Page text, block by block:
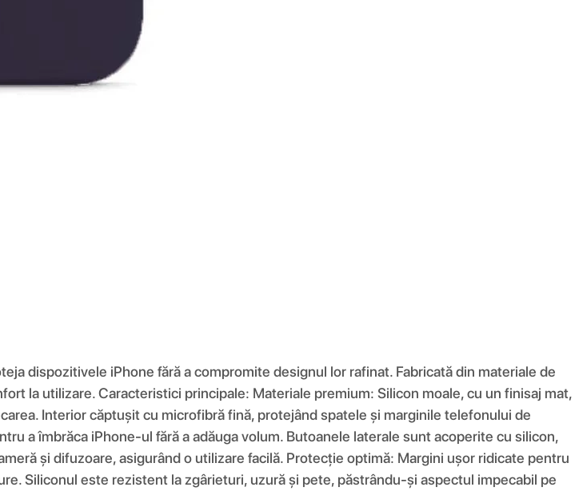
dispozitivele iPhone fără a compromite designul lor rafinat. Fabricată din materiale de
la utilizare. Caracteristici principale: Materiale premium: Silicon moale, cu un finisaj mat,
Interior căptușit cu microfibră fină, protejând spatele și marginile telefonului de
a îmbrăca iPhone-ul fără a adăuga volum. Butoanele laterale sunt acoperite cu silicon,
și difuzoare, asigurând o utilizare facilă. Protecție optimă: Margini ușor ridicate pentru
Siliconul este rezistent la zgârieturi, uzură și pete, păstrându-și aspectul impecabil pe